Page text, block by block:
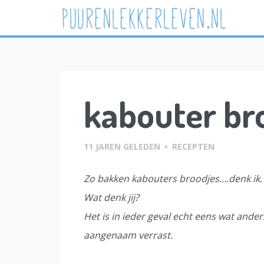
kabouter
11 JAREN GELEDEN • RECEPTEN
Zo bakken kabouters broodjes….denk
Wat denk jij?
Het is in ieder geval echt eens wat
aangenaam verrast.